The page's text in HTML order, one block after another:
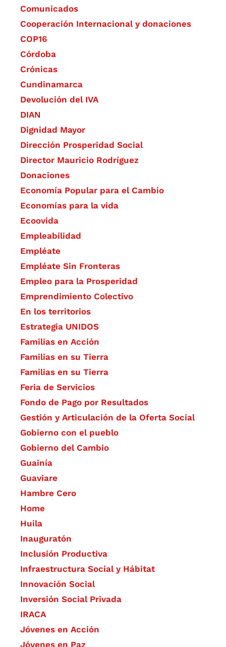
Comunicados
Cooperación Internacional y donaciones
COP16
Córdoba
Crónicas
Cundinamarca
Devolución del IVA
DIAN
Dignidad Mayor
Dirección Prosperidad Social
Director Mauricio Rodríguez
Donaciones
Economía Popular para el Cambio
Economías para la vida
Ecoovida
Empleabilidad
Empléate
Empléate Sin Fronteras
Empleo para la Prosperidad
Emprendimiento Colectivo
En los territorios
Estrategia UNIDOS
Familias en Acción
Familias en su Tierra
Familias en su Tierra
Feria de Servicios
Fondo de Pago por Resultados
Gestión y Articulación de la Oferta Social
Gobierno con el pueblo
Gobierno del Cambio
Guainía
Guaviare
Hambre Cero
Home
Huila
Inauguratón
Inclusión Productiva
Infraestructura Social y Hábitat
​Innovación Social
Inversión Social Privada
IRACA
Jóvenes en Acción
Jóvenes en Paz